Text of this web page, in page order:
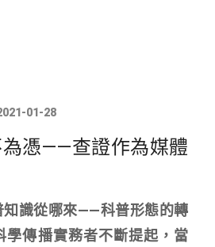
01-28
憑——查證作為媒體
知識從哪來——科普形態的轉
學傳播實務者不斷提起，當